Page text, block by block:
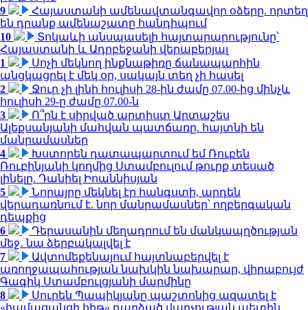
9
Հայաստանի ամենավտանգավոր օձերը. որտեղ
են դրանք ամենաշատը հանդիպում
10
Տոկաևի անսպասելի հայտարարությունը՝
Հայաստանի և Ադրբեջանի վերաբերյալ
1
Սոչի մեկնող ինքնաթիռը ճանապարհին
անցկացրել է մեկ օր, սակայն տեղ չի հասել
2
Ջուր չի լինի հուլիսի 28-ին ժամը 07.00-ից մինչև
հուլիսի 29-ը ժամը 07.00-ն
3
Ո՞րն է սիրված արտիստ Արտաշես
Ալեքսանյանի մահվան պատճառը. հայտնի են
մանրամասներ
4
Խստորեն դատապարտում եմ Ռուբեն
Ռուբինյանի կողմից Ստամբուլում թուրք տեսած
լինելը. Դանիել Իոաննիսյան
5
Նորայրը մեկնել էր հանգստի, արդեն
վերադառնում է. նոր մանրամասներ՝ ողբերգական
դեպքից
6
Դերասանին մեղադրում են մանկապղծության
մեջ․ նա ձերբակալվել է
7
Ավտոմեքենայում հայտնաբերվել է
առողջապահության նախկին նախարար, վիրաբույժ
Գագիկ Ստամբուլցյանի մարմինը
8
Սուրեն Պապիկյանը պաշտոնից ազատել է
«համացանցի հիթ» դարձած վարչության պետին